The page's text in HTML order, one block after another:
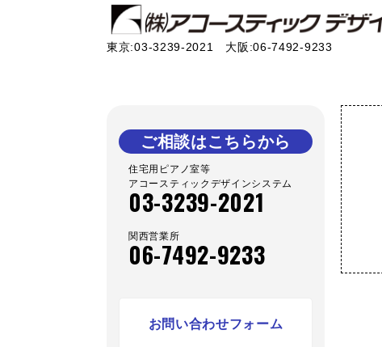
東京:03-3239-2021 大阪:06-7492-9233
ご相談はこちらから
住宅用ピアノ室等
アコースティックデザインシステム
03-3239-2021
関西営業所
06-7492-9233
お問い合わせフォーム